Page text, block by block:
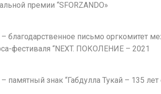
премии “SFORZANDO»
– благодарственное письмо оргкомитет
фестиваля “NEXT. ПОКОЛЕНИЕ – 2021
– памятный знак “Габдулла Тукай – 135